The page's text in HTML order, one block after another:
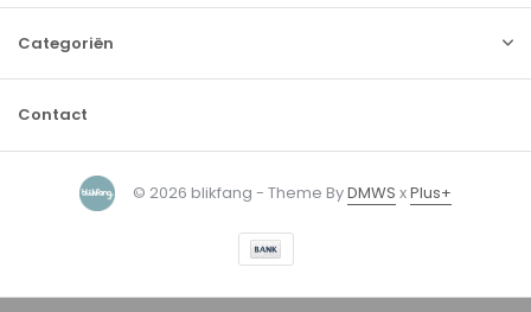
Categoriën
Contact
© 2026 blikfang - Theme ByDMWS xPlus+